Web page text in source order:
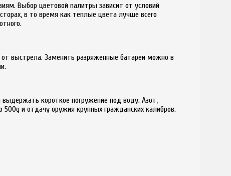
Выбор цветовой палитры зависит от условий
в то время как теплые цвета лучше всего
от выстрела. Заменить разряженные батареи можно в
короткое погружение под воду. Азот,
и отдачу оружия крупных гражданских калибров.